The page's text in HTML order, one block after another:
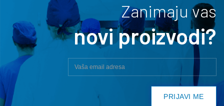
Zanimaju vas
novi proizvodi?